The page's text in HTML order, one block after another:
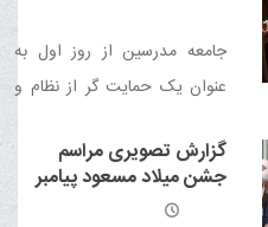
جامعه مدرسین از روز اول به
عنوان یک حمایت گر از نظام و
صحنه های مختلف حضور قوی
داشته است.
گزارش تصویری مراسم
جشن میلاد مسعود پیامبر
اکرم و امام صادق علیهما